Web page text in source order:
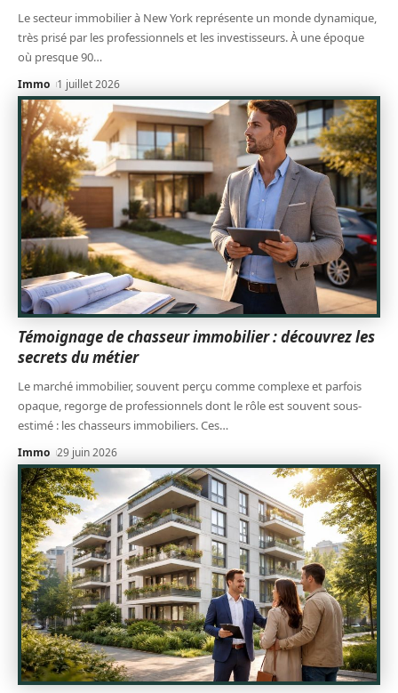
Le secteur immobilier à New York représente un monde dynamique,
très prisé par les professionnels et les investisseurs. À une époque
où presque 90…
Immo 1 juillet 2026
Témoignage de chasseur immobilier : découvrez les
secrets du métier
Le marché immobilier, souvent perçu comme complexe et parfois
opaque, regorge de professionnels dont le rôle est souvent sous-
estimé : les chasseurs immobiliers. Ces…
Immo 29 juin 2026